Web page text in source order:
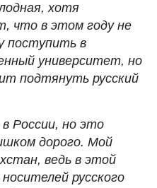
хотя
что в этом году не
поступить в
университет, но
подтянуть русский
России, но это
дорого. Мой
ведь в этой
русского